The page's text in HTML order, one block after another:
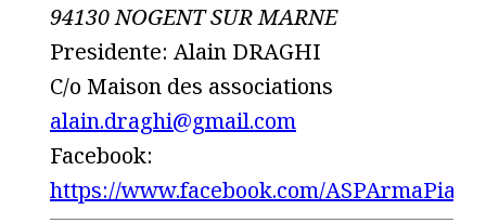
94130 NOGENT SUR MARNE
Presidente: Alain DRAGHI
C/o Maison des associations
alain.draghi@gmail.com
Facebook:
https://www.facebook.com/